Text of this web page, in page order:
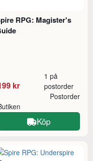
RPG: Magister's
kr
1 på
postorder
Postorder
Köp